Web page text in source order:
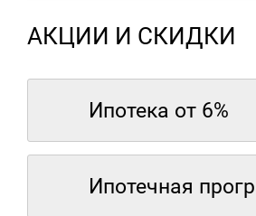
АКЦИИ И СКИДКИ
Ипотека от 6%
Ипотечная